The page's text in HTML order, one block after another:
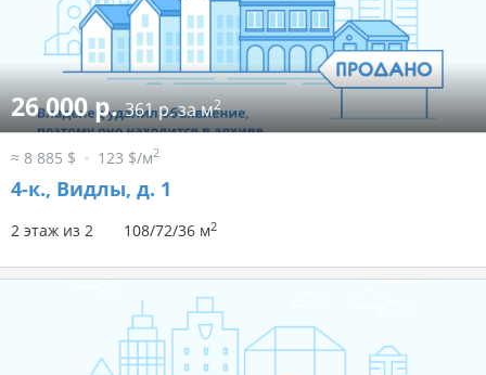
26 000 р.361 р. за м2
≈ 8 885 $ 123 $/м2
4-к., Видлы, д. 1
2 этаж из 2 108/72/36 м2